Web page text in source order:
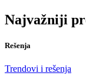
Najvažniji
Rešenja
Trendovi i rešenja